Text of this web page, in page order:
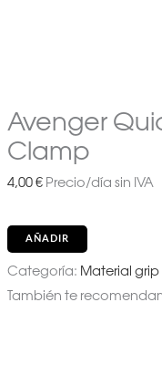
Avenger
Clamp
4,00€ Precio/día sin IVA
AÑADIR
Categoría: Material grip
También te